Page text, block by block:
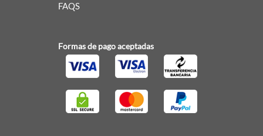
FAQS
Formas de pago aceptadas